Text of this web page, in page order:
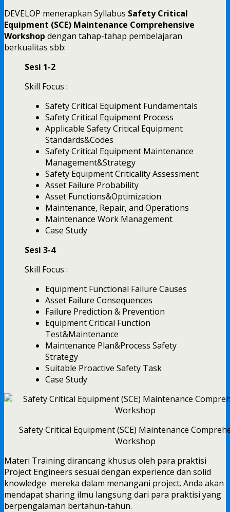
DEVELOP menerapkan Syllabus Safety Critical
Equipment (SCE) Maintenance Comprehensive
Workshop dengan tahap-tahap pembelajaran
berkualitas sbb:
Sesi 1-2
Skill Focus :
Safety Critical Equipment Fundamentals
Safety Critical Equipment Process
Applicable Safety Critical Equipment
Standards&Codes
Safety Critical Equipment Maintenance
Management&Strategy
Safety Equipment Criticality Assessment
Asset Failure Probability
Asset Functions&Optimization
Maintenance, Repair, and Operations
Maintenance Work Management
Case Study
Sesi 3-4
Skill Focus :
Equipment Functional Failure Causes
Asset Failure Consequences
Failure Prediction & Prevention
Equipment Critical Function
Test&Maintenance
Maintenance Plan&Process Safety
Strategy
Suitable Proactive Safety Task
Case Study
Safety Critical Equipment (SCE) Maintenance
Workshop
Materi Training dirancang khusus oleh para praktisi
Project Engineers sesuai dengan experience dan solid
knowledge mereka dalam menangani project. Anda akan
mendapat sharing ilmu langsung dari para praktisi yang
berpengalaman bertahun-tahun.